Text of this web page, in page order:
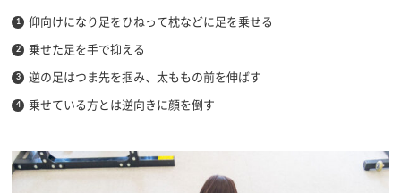
仰向けになり足をひねって枕などに足を乗せる
乗せた足を手で抑える
逆の足はつま先を掴み、太ももの前を伸ばす
乗せている方とは逆向きに顔を倒す